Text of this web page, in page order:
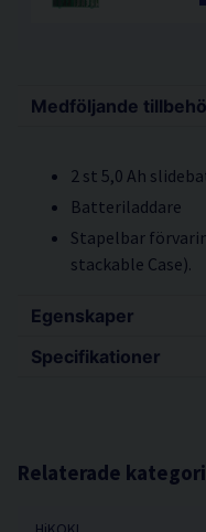
Medföljande
2 st 5,0 Ah
Batteriladdare
Stapelbar
stackable Case).
Egenskaper
Stark motor och
Elektronisk
Specifikationer
Laddtid 45 min
Relaterade